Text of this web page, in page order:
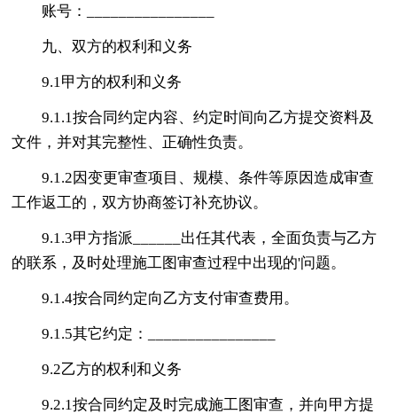
账号：________________
九、双方的权利和义务
9.1甲方的权利和义务
9.1.1按合同约定内容、约定时间向乙方提交资料及
文件，并对其完整性、正确性负责。
9.1.2因变更审查项目、规模、条件等原因造成审查
工作返工的，双方协商签订补充协议。
9.1.3甲方指派______出任其代表，全面负责与乙方
的联系，及时处理施工图审查过程中出现的'问题。
9.1.4按合同约定向乙方支付审查费用。
9.1.5其它约定：________________
9.2乙方的权利和义务
9.2.1按合同约定及时完成施工图审查，并向甲方提